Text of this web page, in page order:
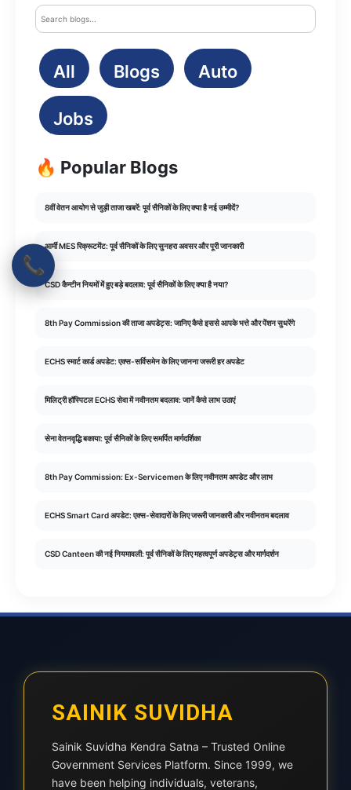
All Blogs Auto
Jobs
🔥 Popular Blogs
8वीं वेतन आयोग से जुड़ी ताजा खबरें: पूर्व सैनिकों के लिए क्या है नई उम्मीदें?
आर्मी MES रिक्रूटमेंट: पूर्व सैनिकों के लिए सुनहरा अवसर और पूरी जानकारी
CSD कैन्टीन नियमों में हुए बड़े बदलाव: पूर्व सैनिकों के लिए क्या है नया?
8th Pay Commission की ताजा अपडेट्स: जानिए कैसे इससे आपके भत्ते और पेंशन सुधरेंगे
ECHS स्मार्ट कार्ड अपडेट: एक्स-सर्विसमेन के लिए जानना जरूरी हर अपडेट
मिलिट्री हॉस्पिटल ECHS सेवा में नवीनतम बदलाव: जानें कैसे लाभ उठाएं
सेना वेतनवृद्धि बकाया: पूर्व सैनिकों के लिए समर्पित मार्गदर्शिका
8th Pay Commission: Ex-Servicemen के लिए नवीनतम अपडेट और लाभ
ECHS Smart Card अपडेट: एक्स-सेवादारों के लिए जरूरी जानकारी और नवीनतम बदलाव
CSD Canteen की नई नियमावली: पूर्व सैनिकों के लिए महत्वपूर्ण अपडेट्स और मार्गदर्शन
SAINIK SUVIDHA
Sainik Suvidha Kendra Satna – Trusted Online
Government Services Platform. Since 1999, we
have been helping individuals, veterans,
📞